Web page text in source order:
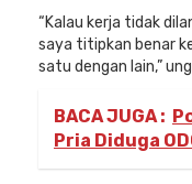
“Kalau kerja tidak
saya titipkan benar
satu dengan lain,”
BACA JUGA :
Pria Diduga